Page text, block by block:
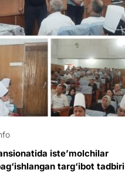
iste’molchilar
targ‘ibot tadbiri